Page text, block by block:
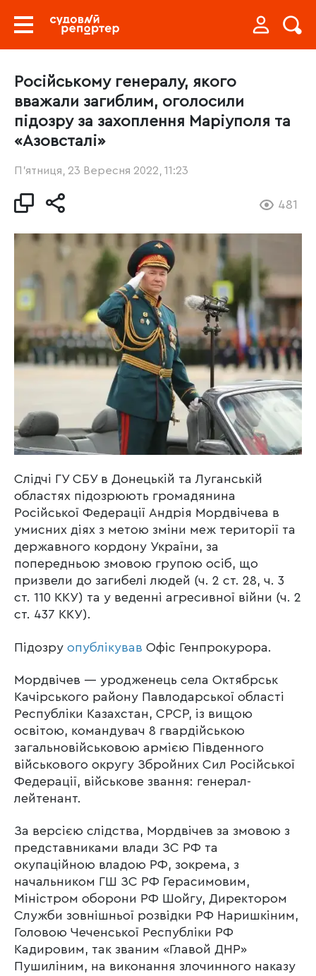
Російському генералу, якого
вважали загиблим, оголосили
підозру за захоплення Маріуполя та
«Азовсталі»
П’ятниця, 23 Вересня 2022, 11:23
481
Слідчі ГУ СБУ в Донецькій та Луганській
областях підозрюють громадянина
Російської Федерації Андрія Мордвічева в
умисних діях з метою зміни меж території та
державного кордону України, за
попередньою змовою групою осіб, що
призвели до загибелі людей (ч. 2 ст. 28, ч. 3
ст. 110 ККУ) та у веденні агресивної війни (ч. 2
ст. 437 ККУ).
Підозру опублікував Офіс Генпрокурора.
Мордвічев — уродженець села Октябрськ
Качірського району Павлодарської області
Республіки Казахстан, СРСР, із вищою
освітою, командувач 8 гвардійською
загальновійськовою армією Південного
військового округу Збройних Сил Російської
Федерації, військове звання: генерал-
лейтенант.
За версією слідства, Мордвічев за змовою з
представниками влади ЗС РФ та
окупаційною владою РФ, зокрема, з
начальником ГШ ЗС РФ Герасимовим,
Міністром оборони РФ Шойгу, Директором
Служби зовнішньої розвідки РФ Наришкіним,
Головою Чеченської Республіки РФ
Кадировим, так званим «Главой ДНР»
Пушиліним, на виконання злочинного наказу